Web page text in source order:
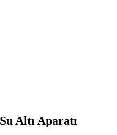
Altı Aparatı